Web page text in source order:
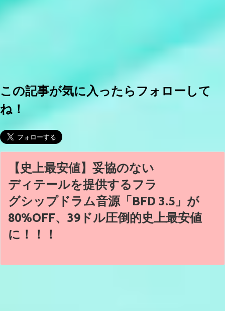
この記事が気に入ったらフォローして
ね！
【史上最安値】妥協のない
ディテールを提供するフラ
グシップドラム音源「BFD 3.5」が
80%OFF、39ドル圧倒的史上最安値
に！！！